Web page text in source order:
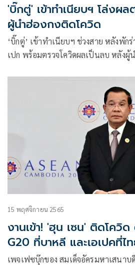
'บิ๊กตู่' เข้าทำเนียบฯ โล่งผ
ผู้นำฮ่องกงติดโควิด
‘บิ๊กตู่’ เข้าทำเนียบฯ ช่วงสาย หลังพักร่
เปก พร้อมตรวจโควิดผลเป็นลบ หลังผู้
15 พฤศจิกายน 2565
งานเข้า! 'ฮุน เซน' ติดโควิ
G20 ที่บาหลี และเอเปคที่ไ
เพจเฟซบุ๊กของ สมเด็จอัครมหาเสนาบ